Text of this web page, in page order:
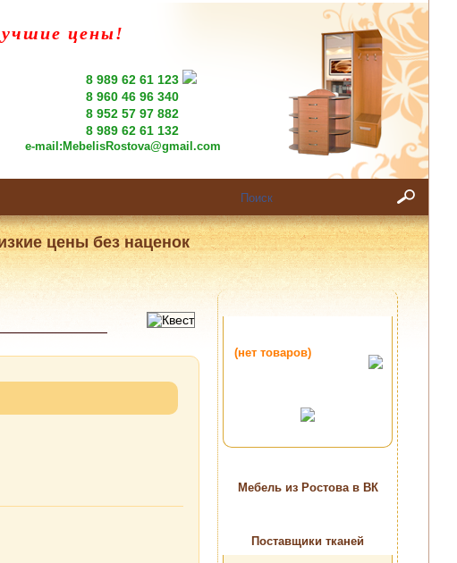
цены!
8 989 62 61 123
8 960 46 96 340
8 952 57 97 882
8 989 62 61 132
e-mail: MebelisRostova@gmail.com
цены без наценок
Мебель из Ростова в ВК
Поставщики тканей